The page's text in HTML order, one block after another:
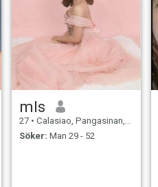
mls
27 • Calasiao, Pangasinan, Filippinerna
Söker: Man 29 - 52